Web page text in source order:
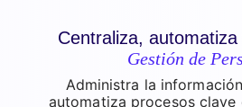
Nosotros
Centraliza,
Gestión de
Administra la
automatiza procesos clave